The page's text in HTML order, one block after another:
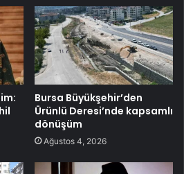
Bursa Büyükşehir’den
Ürünlü Deresi’nde kapsamlı
dönüşüm
Ağustos 4, 2026